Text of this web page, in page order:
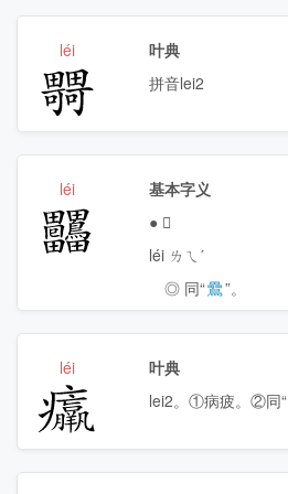
𤳴
léi
叶典
拼音lei2
𤴒
léi
基本字义
● 𤴒
léi ㄌㄟˊ
◎ 同“䴎”。
𤼘
léi
叶典
lei2。①病疲。②同“